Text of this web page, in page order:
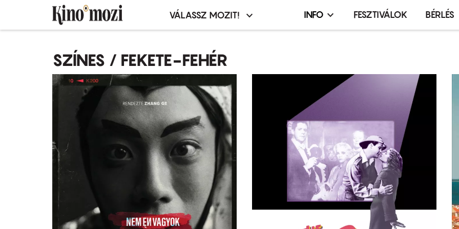
Moziválasztó
VÁLASSZ MOZIT!
Infó,
menü
INFO FESZTIVÁLOK BÉRLÉS
SZÍNES / FEKETE-FEHÉR